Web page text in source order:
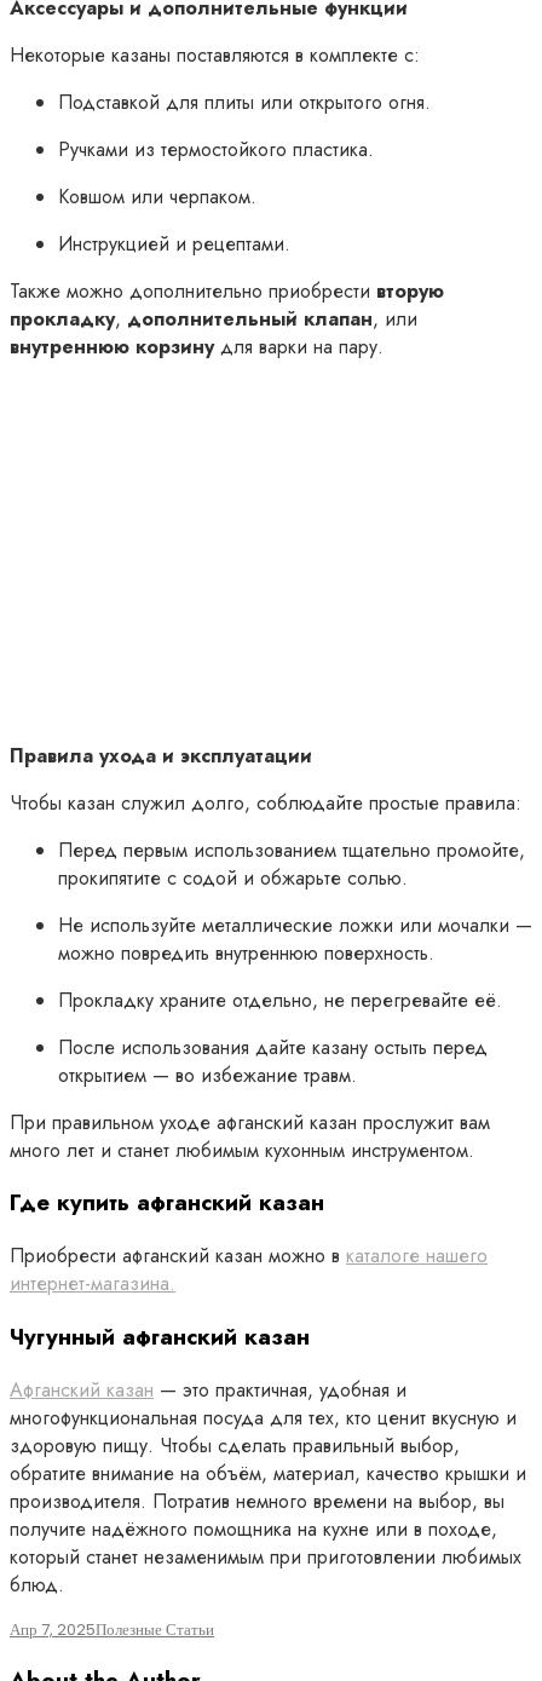
Аксессуары и дополнительные функции
Некоторые казаны поставляются в комплекте с:
Подставкой для плиты или открытого огня.
Ручками из термостойкого пластика.
Ковшом или черпаком.
Инструкцией и рецептами.
Также можно дополнительно приобрести вторую
прокладку, дополнительный клапан, или
внутреннюю корзинудля варки на пару.
Правила ухода и эксплуатации
Чтобы казан служил долго, соблюдайте простые правила:
Перед первым использованием тщательно промойте,
прокипятите с содой и обжарьте солью.
Не используйте металлические ложки или мочалки —
можно повредить внутреннюю поверхность.
Прокладку храните отдельно, не перегревайте её.
После использования дайте казану остыть перед
открытием — во избежание травм.
При правильном уходе афганский казан прослужит вам
много лет и станет любимым кухонным инструментом.
Где купить афганский казан
Приобрести афганский казан можно в каталоге нашего
интернет-магазина.
Чугунный афганский казан
Афганский казан — это практичная, удобная и
многофункциональная посуда для тех, кто ценит вкусную и
здоровую пищу. Чтобы сделать правильный выбор,
обратите внимание на объём, материал, качество крышки и
производителя. Потратив немного времени на выбор, вы
получите надёжного помощника на кухне или в походе,
который станет незаменимым при приготовлении любимых
блюд.
Апр 7, 2025Полезные Статьи